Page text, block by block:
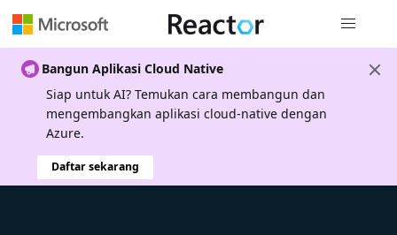
Bangun Aplikasi Cloud Native
Siap untuk AI? Temukan cara membangun dan
mengembangkan aplikasi cloud-native dengan
Azure.
Daftar sekarang